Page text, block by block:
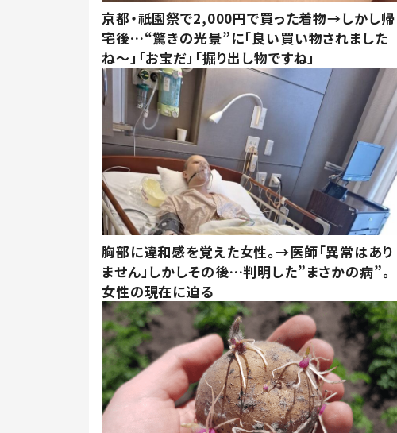
京都・祇園祭で2,000円で買った着物→しかし帰
宅後…“驚きの光景”に「良い買い物されました
ね～」「お宝だ」「掘り出し物ですね」
胸部に違和感を覚えた女性。→医師「異常はあり
ません」しかしその後…判明した”まさかの病”。
女性の現在に迫る